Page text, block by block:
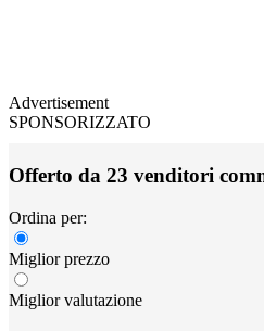
Advertisement
SPONSORIZZATO
Offerto da 23 venditori
Ordina per:
Miglior prezzo
Miglior valutazione